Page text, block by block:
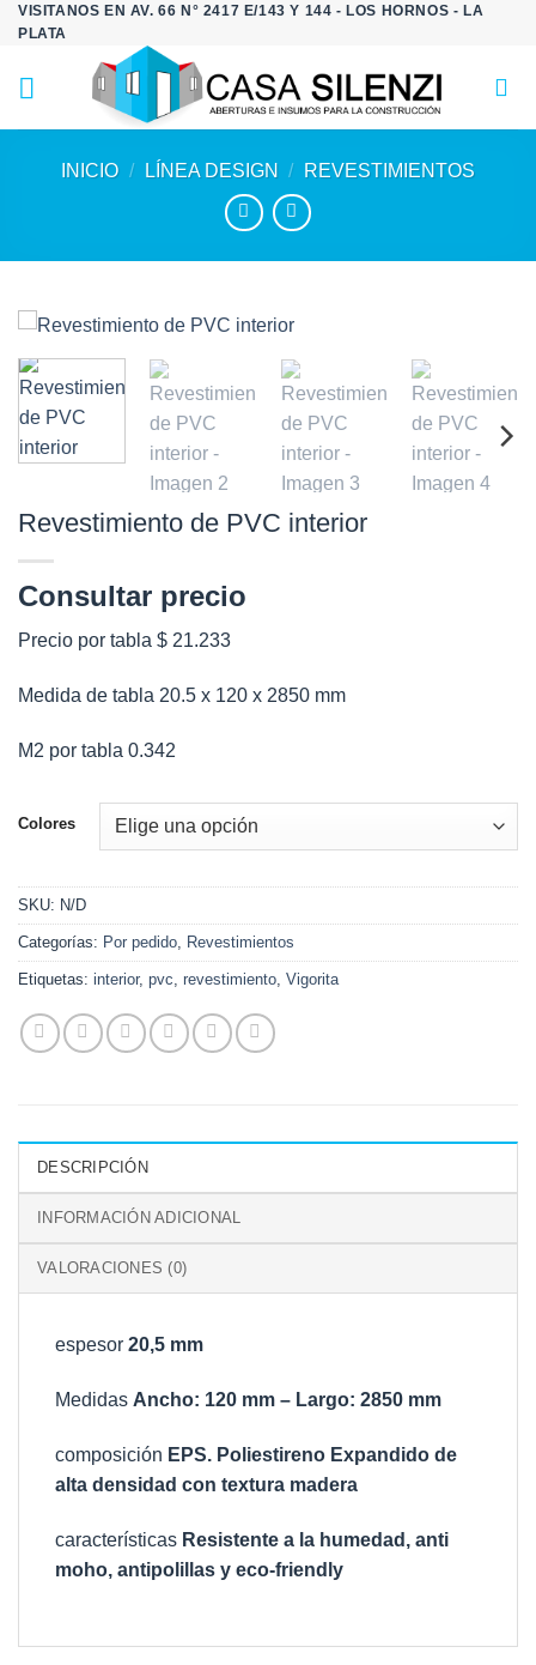
Saltar
contenido
VISITANOS EN AV. 66 N° 2417 E/143 Y 144 - LOS HORNOS - LA
PLATA
INICIO / LÍNEA DESIGN / REVESTIMIENTOS
Revestimiento de PVC interior
Consultar precio
Precio por tabla $ 21.233
Medida de tabla 20.5 x 120 x 2850 mm
M2 por tabla 0.342
Colores
SKU: N/D
Categorías: Por pedido, Revestimientos
Etiquetas: interior, pvc, revestimiento, Vigorita
DESCRIPCIÓN
INFORMACIÓN ADICIONAL
VALORACIONES (0)
espesor 20,5 mm
Medidas Ancho: 120 mm – Largo: 2850 mm
composición EPS. Poliestireno Expandido de
alta densidad con textura madera
características Resistente a la humedad, anti
moho, antipolillas y eco-friendly